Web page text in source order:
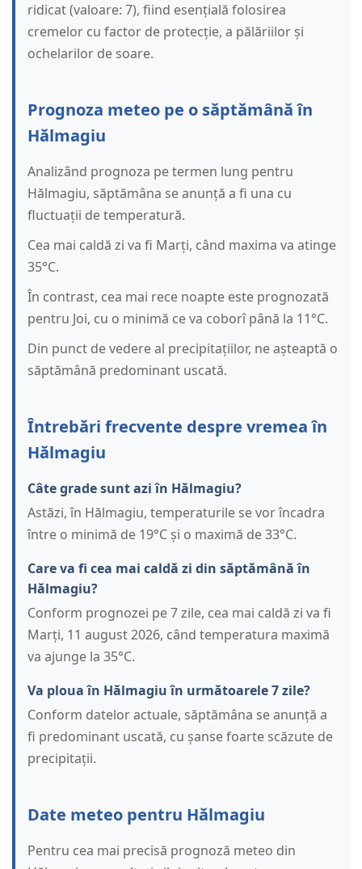
ridicat (valoare: 7), fiind esențială folosirea
cremelor cu factor de protecție, a pălăriilor și
ochelarilor de soare.
Prognoza meteo pe o săptămână în
Hălmagiu
Analizând prognoza pe termen lung pentru
Hălmagiu, săptămâna se anunță a fi una cu
fluctuații de temperatură.
Cea mai caldă zi va fi Marți, când maxima va atinge
35°C.
În contrast, cea mai rece noapte este prognozată
pentru Joi, cu o minimă ce va coborî până la 11°C.
Din punct de vedere al precipitațiilor, ne așteaptă o
săptămână predominant uscată.
Întrebări frecvente despre vremea în
Hălmagiu
Câte grade sunt azi în Hălmagiu?
Astăzi, în Hălmagiu, temperaturile se vor încadra
între o minimă de 19°C și o maximă de 33°C.
Care va fi cea mai caldă zi din săptămână în
Hălmagiu?
Conform prognozei pe 7 zile, cea mai caldă zi va fi
Marți, 11 august 2026, când temperatura maximă
va ajunge la 35°C.
Va ploua în Hălmagiu în următoarele 7 zile?
Conform datelor actuale, săptămâna se anunță a
fi predominant uscată, cu șanse foarte scăzute de
precipitații.
Date meteo pentru Hălmagiu
Pentru cea mai precisă prognoză meteo din